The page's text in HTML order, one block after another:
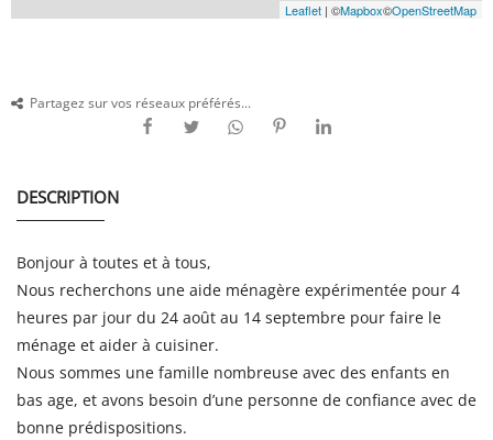
Leaflet | ©Mapbox©OpenStreetMap
Partagez sur vos réseaux préférés...
DESCRIPTION
Bonjour à toutes et à tous,
Nous recherchons une aide ménagère expérimentée pour 4
heures par jour du 24 août au 14 septembre pour faire le
ménage et aider à cuisiner.
Nous sommes une famille nombreuse avec des enfants en
bas age, et avons besoin d’une personne de confiance avec de
bonne prédispositions.